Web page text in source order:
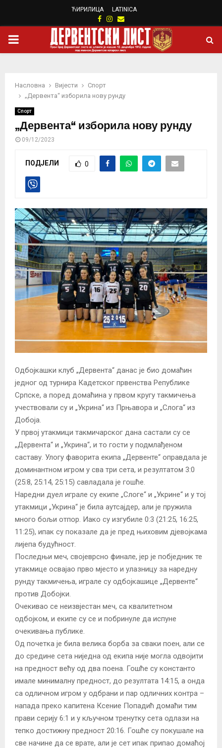
ЋИРИЛИЦА LATINICA
Facebook
Instagram
Email
PRIMARY
Насловна Вијести
Спорт
„Дервента“ изборила нову рунду
Спорт
„Дервента“ изборила нову рунду
09/12/2023
ПОДЈЕЛИ 0
Одбојкашки клуб „Дервента“ данас је био домаћин
једног од турнира Кадетског првенства Републике
Српске, a поред домаћина у првом кругу такмичења
учествовали су и „Укрина“ из Прњавора и „Слога“ из
Добоја.
У првој утакмици такмичарског дана састали су се
„Дервента“ и „Укрина“, и то гости у подмлађеном
саставу. Улогу фаворита екипа „Дервенте“ оправдала је
доминантном игром у сва три сета, и резултатом 3:0
(25:8, 25:14, 25:15) савладала је гошће.
Наредни дуел играле су екипе „Слоге“ и „Укрине“ и у тој
утакмици „Укрина“ је била аутсајдер, али је пружила
много бољи отпор. Иако су изгубиле 0:3 (21:25, 16:25,
11:25), ипак су показале да је пред њиховим дјевојкама
лијепа будућност.
Последњи меч, својеврсно финале, јер је побједник те
утакмице освајао прво мјесто и улазницу за наредну
рунду такмичења, играле су одбојкашице „Дервенте“
против Добојки.
Очекивао се неизвјестан меч, са квалитетном
одбојком, и екипе су се и побринуле да испуне
очекивања публике.
Од почетка је била велика борба за сваки поен, али се
до средине сета ниједна од екипа није могла одвојити
на предност већу од два поена. Гошће су константо
имале минималну предност, до резултата 14:15, а онда
са одличном игром у одбрани и пар одличних контра –
напада преко капитена Ксение Попадић домаћи тим
прави серију 6:1 и у кључном тренутку сета одлази на
тепко достижну предност 20:16. Гошће су покушале на
све начине да се врате, али је сет ипак припао домаћој